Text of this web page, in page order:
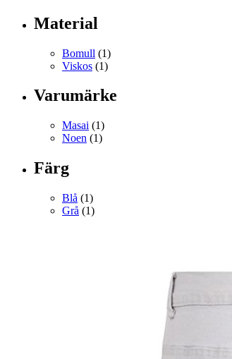
Material
Bomull (1)
Viskos (1)
Varumärke
Masai (1)
Noen (1)
Färg
Blå (1)
Grå (1)